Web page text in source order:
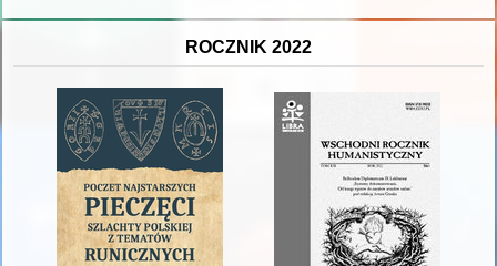
ROCZNIK 2022